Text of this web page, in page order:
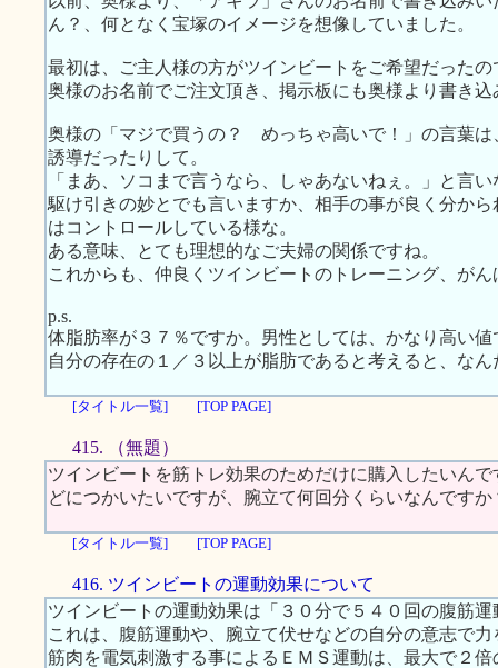
ん？、何となく宝塚のイメージを想像していました。
最初は、ご主人様の方がツインビートをご希望だった
奥様のお名前でご注文頂き、掲示板にも奥様より書き
奥様の「マジで買うの？ めっちゃ高いで！」の言葉は
誘導だったりして。
「まあ、ソコまで言うなら、しゃあないねぇ。」と言
駆け引きの妙とでも言いますか、相手の事が良く分か
はコントロールしている様な。
ある意味、とても理想的なご夫婦の関係ですね。
これからも、仲良くツインビートのトレーニング、が
p.s.
体脂肪率が３７％ですか。男性としては、かなり高い値
自分の存在の１／３以上が脂肪であると考えると、な
[タイトル一覧] [TOP PAGE]
415. （無題）
ツインビートを筋トレ効果のためだけに購入したいん
どにつかいたいですが、腕立て何回分くらいなんですか
[タイトル一覧] [TOP PAGE]
416. ツインビートの運動効果について
ツインビートの運動効果は「３０分で５４０回の腹筋
これは、腹筋運動や、腕立て伏せなどの自分の意志で
筋肉を電気刺激する事によるＥＭＳ運動は、最大で２